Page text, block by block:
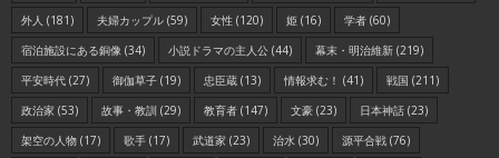
外人 (181) 夫婦カップル (59) 女性 (120) 姫 (16) 学者 (60)
宿泊施設にある銅像 (34) 小説ドラマの主人公 (44) 幕末・明治維新 (219)
平安時代 (27) 御伽草子 (19) 忠臣蔵 (13) 情報求む！ (41) 戦国 (211)
政治家 (53) 故事・教訓 (29) 教育者 (147) 文豪 (23) 日本神話 (23)
架空の人物 (17) 歌手 (17) 武道家 (23) 治水 (30) 源平合戦 (76)